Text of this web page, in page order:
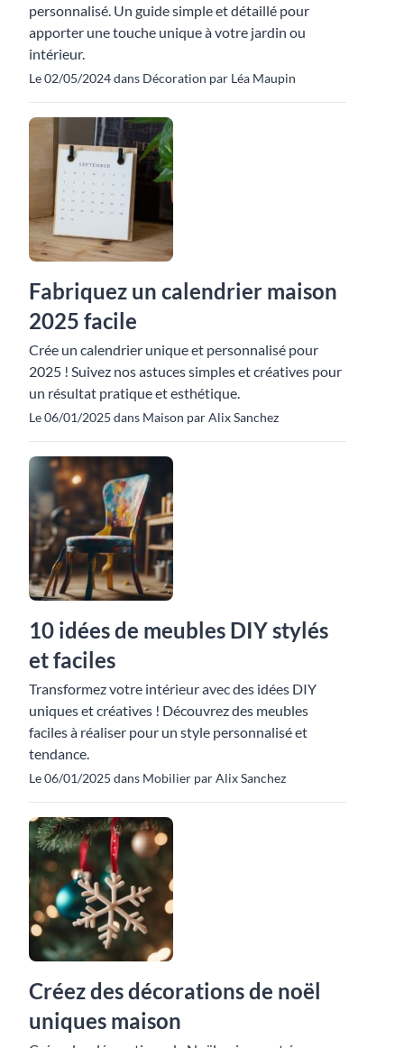
personnalisé. Un guide simple et détaillé pour
apporter une touche unique à votre jardin ou
intérieur.
Le 02/05/2024 dans Décoration par Léa Maupin
Fabriquez un calendrier maison
2025 facile
Crée un calendrier unique et personnalisé pour
2025 ! Suivez nos astuces simples et créatives pour
un résultat pratique et esthétique.
Le 06/01/2025 dans Maison par Alix Sanchez
10 idées de meubles DIY stylés
et faciles
Transformez votre intérieur avec des idées DIY
uniques et créatives ! Découvrez des meubles
faciles à réaliser pour un style personnalisé et
tendance.
Le 06/01/2025 dans Mobilier par Alix Sanchez
Créez des décorations de noël
uniques maison